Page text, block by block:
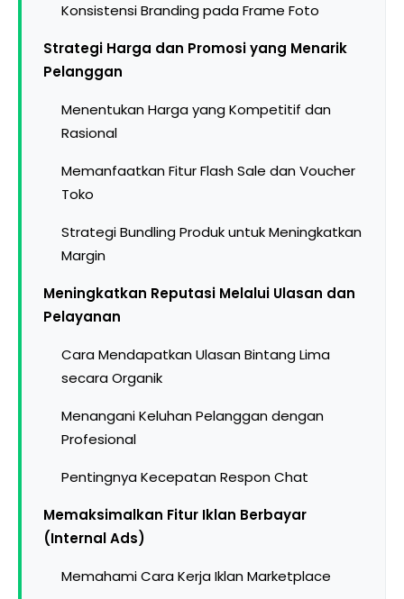
Konsistensi Branding pada Frame Foto
Strategi Harga dan Promosi yang Menarik
Pelanggan
Menentukan Harga yang Kompetitif dan
Rasional
Memanfaatkan Fitur Flash Sale dan Voucher
Toko
Strategi Bundling Produk untuk Meningkatkan
Margin
Meningkatkan Reputasi Melalui Ulasan dan
Pelayanan
Cara Mendapatkan Ulasan Bintang Lima
secara Organik
Menangani Keluhan Pelanggan dengan
Profesional
Pentingnya Kecepatan Respon Chat
Memaksimalkan Fitur Iklan Berbayar
(Internal Ads)
Memahami Cara Kerja Iklan Marketplace